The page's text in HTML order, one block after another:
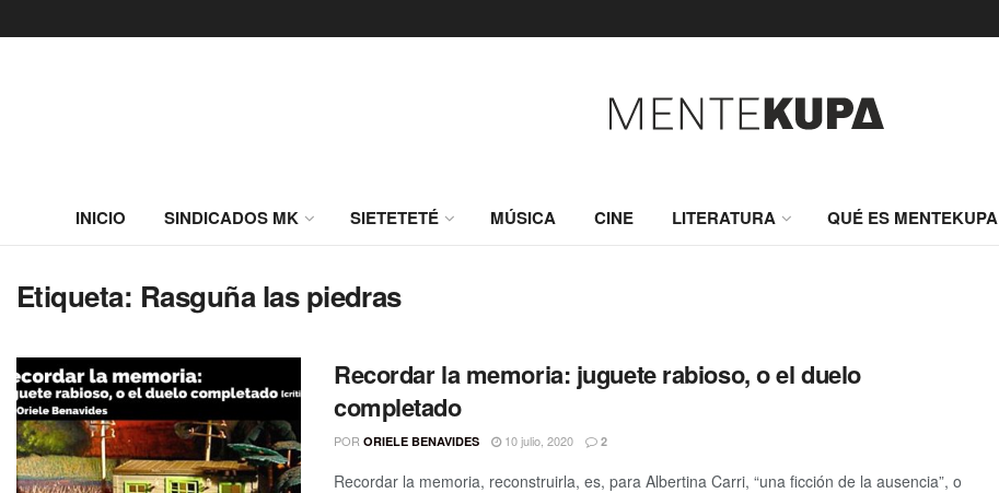
INICIO SINDICADOS MK SIETETETÉ MÚSICA CINE LITERATURA QUÉ ES MENTEKUPA
Etiqueta: Rasguña las piedras
Recordar la memoria: juguete rabioso, o el duelo
completado
POR ORIELE BENAVIDES 10 julio, 2020 2
Recordar la memoria, reconstruirla, es, para Albertina Carri, “una ficción de la ausencia”, o